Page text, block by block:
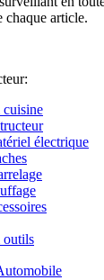
chaque article.
cuisine
électrique